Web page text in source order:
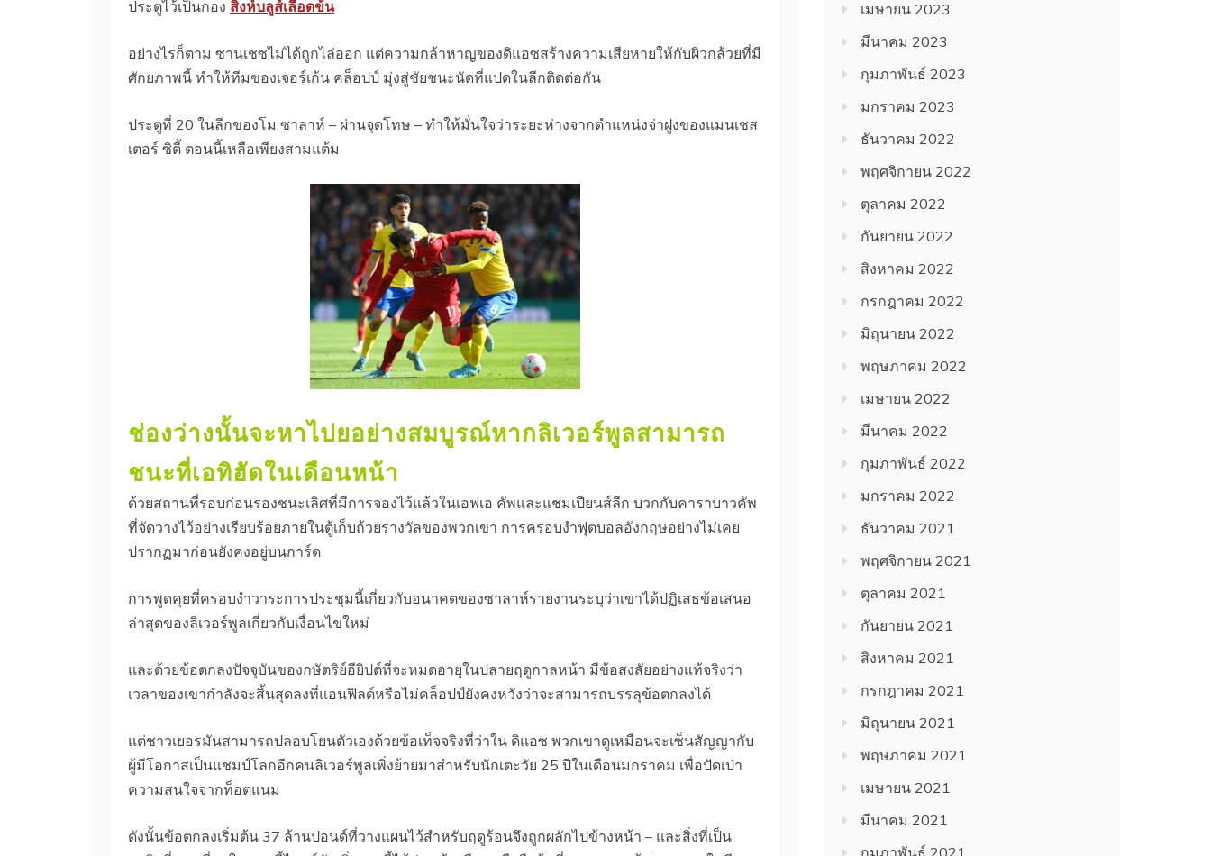
ประตูไว้เป็นกอง สิงห์บลูส์เลือดข้น
อย่างไรก็ตาม ซานเชซไม่ได้ถูกไล่ออก แต่ความกล้าหาญของดิแอซสร้างความเสียหายให้กับผิวกล้วยที่มี
ศักยภาพนี้ ทำให้ทีมของเจอร์เก้น คล็อปป์ มุ่งสู่ชัยชนะนัดที่แปดในลีกติดต่อกัน
ประตูที่ 20 ในลีกของโม ซาลาห์ – ผ่านจุดโทษ – ทำให้มั่นใจว่าระยะห่างจากตำแหน่งจ่าฝูงของแมนเชส
เตอร์ ซิตี้ ตอนนี้เหลือเพียงสามแต้ม
ช่องว่างนั้นจะหาไปยอย่างสมบูรณ์หากลิเวอร์พูลสามารถ
ชนะที่เอทิฮัดในเดือนหน้า
ด้วยสถานที่รอบก่อนรองชนะเลิศที่มีการจองไว้แล้วในเอฟเอ คัพและแชมเปียนส์ลีก บวกกับคาราบาวคัพ
ที่จัดวางไว้อย่างเรียบร้อยภายในตู้เก็บถ้วยรางวัลของพวกเขา การครอบงำฟุตบอลอังกฤษอย่างไม่เคย
ปรากฏมาก่อนยังคงอยู่บนการ์ด
การพูดคุยที่ครอบงำวาระการประชุมนี้เกี่ยวกับอนาคตของซาลาห์รายงานระบุว่าเขาได้ปฏิเสธข้อเสนอ
ล่าสุดของลิเวอร์พูลเกี่ยวกับเงื่อนไขใหม่
และด้วยข้อตกลงปัจจุบันของกษัตริย์อียิปต์ที่จะหมดอายุในปลายฤดูกาลหน้า มีข้อสงสัยอย่างแท้จริงว่า
เวลาของเขากำลังจะสิ้นสุดลงที่แอนฟิลด์หรือไม่คล็อปป์ยังคงหวังว่าจะสามารถบรรลุข้อตกลงได้
แต่ชาวเยอรมันสามารถปลอบโยนตัวเองด้วยข้อเท็จจริงที่ว่าใน ดิแอซ พวกเขาดูเหมือนจะเซ็นสัญญากับ
ผู้มีโอกาสเป็นแชมป์โลกอีกคนลิเวอร์พูลเพิ่งย้ายมาสำหรับนักเตะวัย 25 ปีในเดือนมกราคม เพื่อปัดเป่า
ความสนใจจากท็อตแนม
ดังนั้นข้อตกลงเริ่มต้น 37 ล้านปอนด์ที่วางแผนไว้สำหรับฤดูร้อนจึงถูกผลักไปข้างหน้า – และสิ่งที่เป็น
เมษายน 2023
มีนาคม 2023
กุมภาพันธ์ 2023
มกราคม 2023
ธันวาคม 2022
พฤศจิกายน 2022
ตุลาคม 2022
กันยายน 2022
สิงหาคม 2022
กรกฎาคม 2022
มิถุนายน 2022
พฤษภาคม 2022
เมษายน 2022
มีนาคม 2022
กุมภาพันธ์ 2022
มกราคม 2022
ธันวาคม 2021
พฤศจิกายน 2021
ตุลาคม 2021
กันยายน 2021
สิงหาคม 2021
กรกฎาคม 2021
มิถุนายน 2021
พฤษภาคม 2021
เมษายน 2021
มีนาคม 2021
กุมภาพันธ์ 2021